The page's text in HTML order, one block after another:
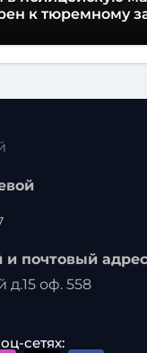
к тюремному
почтовый
д.15 оф. 558
сетях: